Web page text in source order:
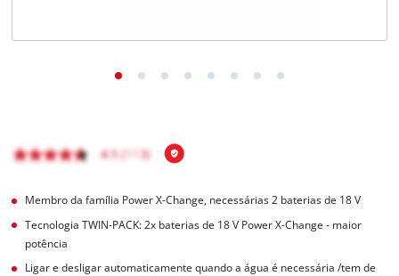
Membro da família Power X-Change, necessárias 2 baterias de 18 V
Tecnologia TWIN-PACK: 2x baterias de 18 V Power X-Change - maior
potência
Ligar e desligar automaticamente quando a água é necessária /tem de